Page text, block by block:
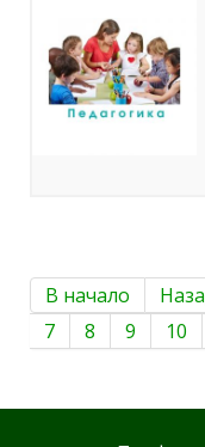
В начало
7
8 9 10